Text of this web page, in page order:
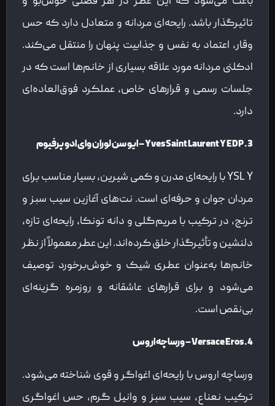
تاثیرگذار باشد. رایحه‌ای مردانه و متعادل دارد که حس
وقار، اعتماد به نفس و جذابیت پنهان را منتقل می‌کند.
ادکلنی مردانه مورد علاقه بسیاری از خانم‌ها است که در
جلسات رسمی و قرارهای خاص، عملکرد فوق‌العاده‌ای
دارد.
3. Yves Saint Laurent Y EDP – ایو سن لوران وای ادو پرفیوم
YSL Y با رایحه‌ای مدرن و کمی شیرین، بسیار مناسب برای
مردان جوان و حرفه‌ای است. نت‌های آغازین سیب سبز و
ترنج، در ترکیب با مریم‌گلی و دانه تونکا، رایحه‌ای تازه،
دلنشین و تأثیرگذار خلق کرده‌اند. این عطر معمولاً از نظر
خانم‌ها به‌عنوان عطری شیک و خوش‌برخورد توصیف
می‌شود و برای قرارهای عاشقانه و روزمره گزینه‌ای
بی‌نقص است.
4. Versace Eros – ورساچه اروس
ورساچه اروس با رایحه‌ای اغواگر و قوی شناخته می‌شود.
ترکیب نعناع، سیب سبز و وانیل گرم، حس اغواگری